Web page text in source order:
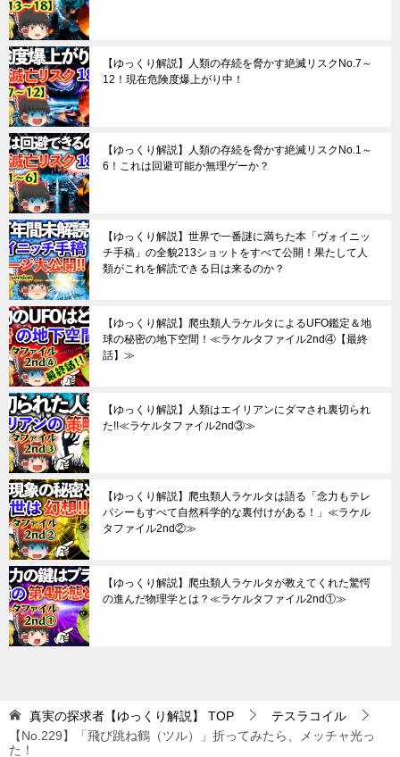
【ゆっくり解説】人類の存続を脅かす絶滅リスクNo.7～
12！現在危険度爆上がり中！
【ゆっくり解説】人類の存続を脅かす絶滅リスクNo.1～
6！これは回避可能か無理ゲーか？
【ゆっくり解説】世界で一番謎に満ちた本「ヴォイニッ
チ手稿」の全貌213ショットをすべて公開！果たして人
類がこれを解読できる日は来るのか？
【ゆっくり解説】爬虫類人ラケルタによるUFO鑑定＆地
球の秘密の地下空間！≪ラケルタファイル2nd④【最終
話】≫
【ゆっくり解説】人類はエイリアンにダマされ裏切られ
た!!≪ラケルタファイル2nd③≫
【ゆっくり解説】爬虫類人ラケルタは語る「念力もテレ
パシーもすべて自然科学的な裏付けがある！」≪ラケル
タファイル2nd②≫
【ゆっくり解説】爬虫類人ラケルタが教えてくれた驚愕
の進んだ物理学とは？≪ラケルタファイル2nd①≫
真実の探求者【ゆっくり解説】 TOP
テスラコイル
【No.229】「飛び跳ね鶴（ツル）」折ってみたら、メッチャ光っ
た！